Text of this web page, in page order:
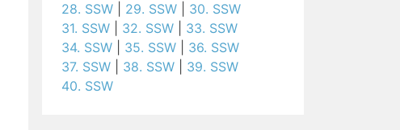
28. SSW
29. SSW
30. SSW
31. SSW
32. SSW
33. SSW
34. SSW
35. SSW
36. SSW
37. SSW
38. SSW
39. SSW
40. SSW